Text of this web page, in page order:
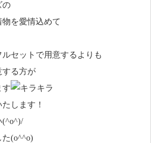
の
を愛情込めて
セットで用意するよりも
する方が
す
します！
(^o^)/
た(o^^o)